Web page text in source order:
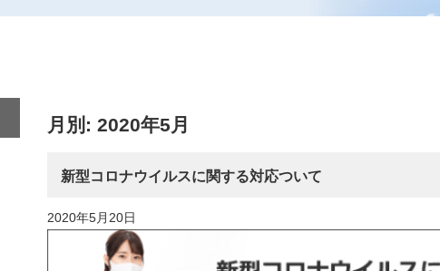
月別: 2020年5月
新型コロナウイルスに関する対応ついて
2020年5月20日